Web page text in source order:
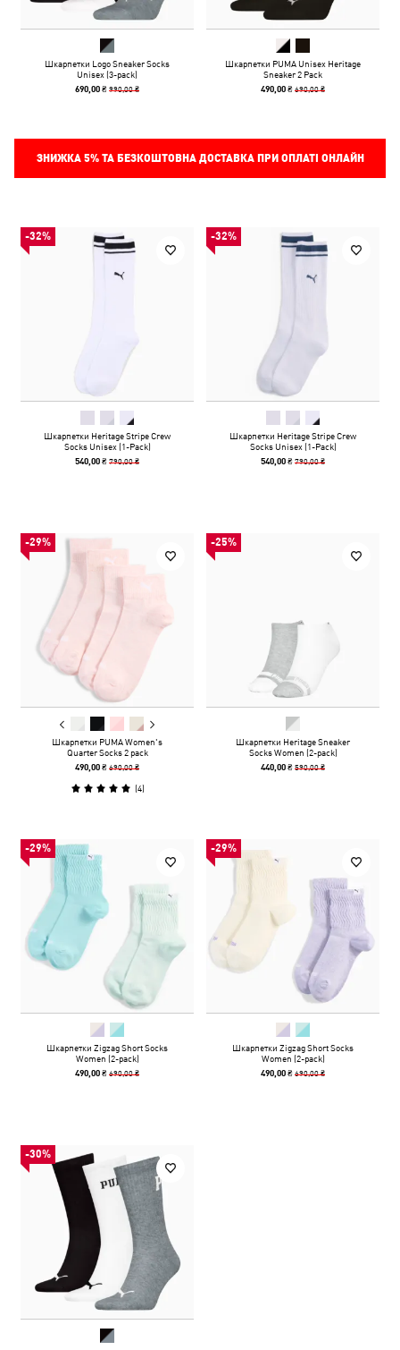
Шкарпетки Logo Sneaker Socks
Unisex (3-pack)
690,00 ₴990,00 ₴
Шкарпетки PUMA Unisex Heritage
Sneaker 2 Pack
490,00 ₴690,00 ₴
ЗНИЖКА 5%ТА БЕЗКОШТОВНА ДОСТАВКА ПРИ ОПЛАТІ ОНЛАЙН
-32%
Шкарпетки Heritage Stripe Crew
Socks Unisex (1-Pack)
540,00 ₴790,00 ₴
-32%
Шкарпетки Heritage Stripe Crew
Socks Unisex (1-Pack)
540,00 ₴790,00 ₴
-29%
Шкарпетки PUMA Women's
Quarter Socks 2 pack
490,00 ₴690,00 ₴
(4)
-25%
Шкарпетки Heritage Sneaker
Socks Women (2-pack)
440,00 ₴590,00 ₴
-29%
Шкарпетки Zigzag Short Socks
Women (2-pack)
490,00 ₴690,00 ₴
-29%
Шкарпетки Zigzag Short Socks
Women (2-pack)
490,00 ₴690,00 ₴
-30%